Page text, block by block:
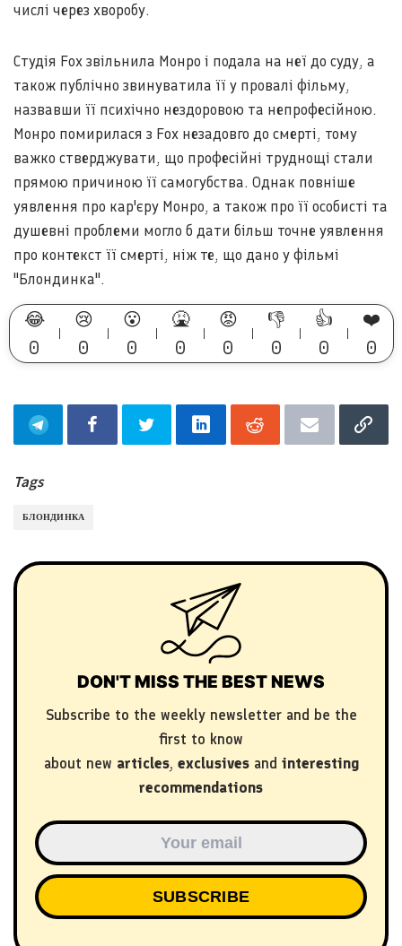
числі через хворобу.
Студія Fox звільнила Монро і подала на неї до суду, а
також публічно звинуватила її у провалі фільму,
назвавши її психічно нездоровою та непрофесійною.
Монро помирилася з Fox незадовго до смерті, тому
важко стверджувати, що професійні труднощі стали
прямою причиною її самогубства. Однак повніше
уявлення про кар'єру Монро, а також про її особисті та
душевні проблеми могло б дати більш точне уявлення
про контекст її смерті, ніж те, що дано у фільмі
"Блондинка".
😂
0
😢
0
😮
0
🤮
0
😡
0
👎
0
👍
0
❤️
0
Tags
БЛОНДИНКА
DON'T MISS THE BEST NEWS
Subscribe to the weekly newsletter and be the
first to know
about new articles, exclusivesand interesting
recommendations